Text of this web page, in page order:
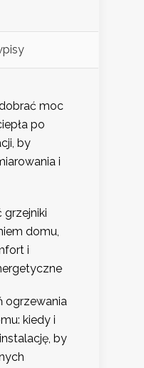
moc
po
by
i
grzejniki
domu,
i
ogrzewania
kiedy i
by